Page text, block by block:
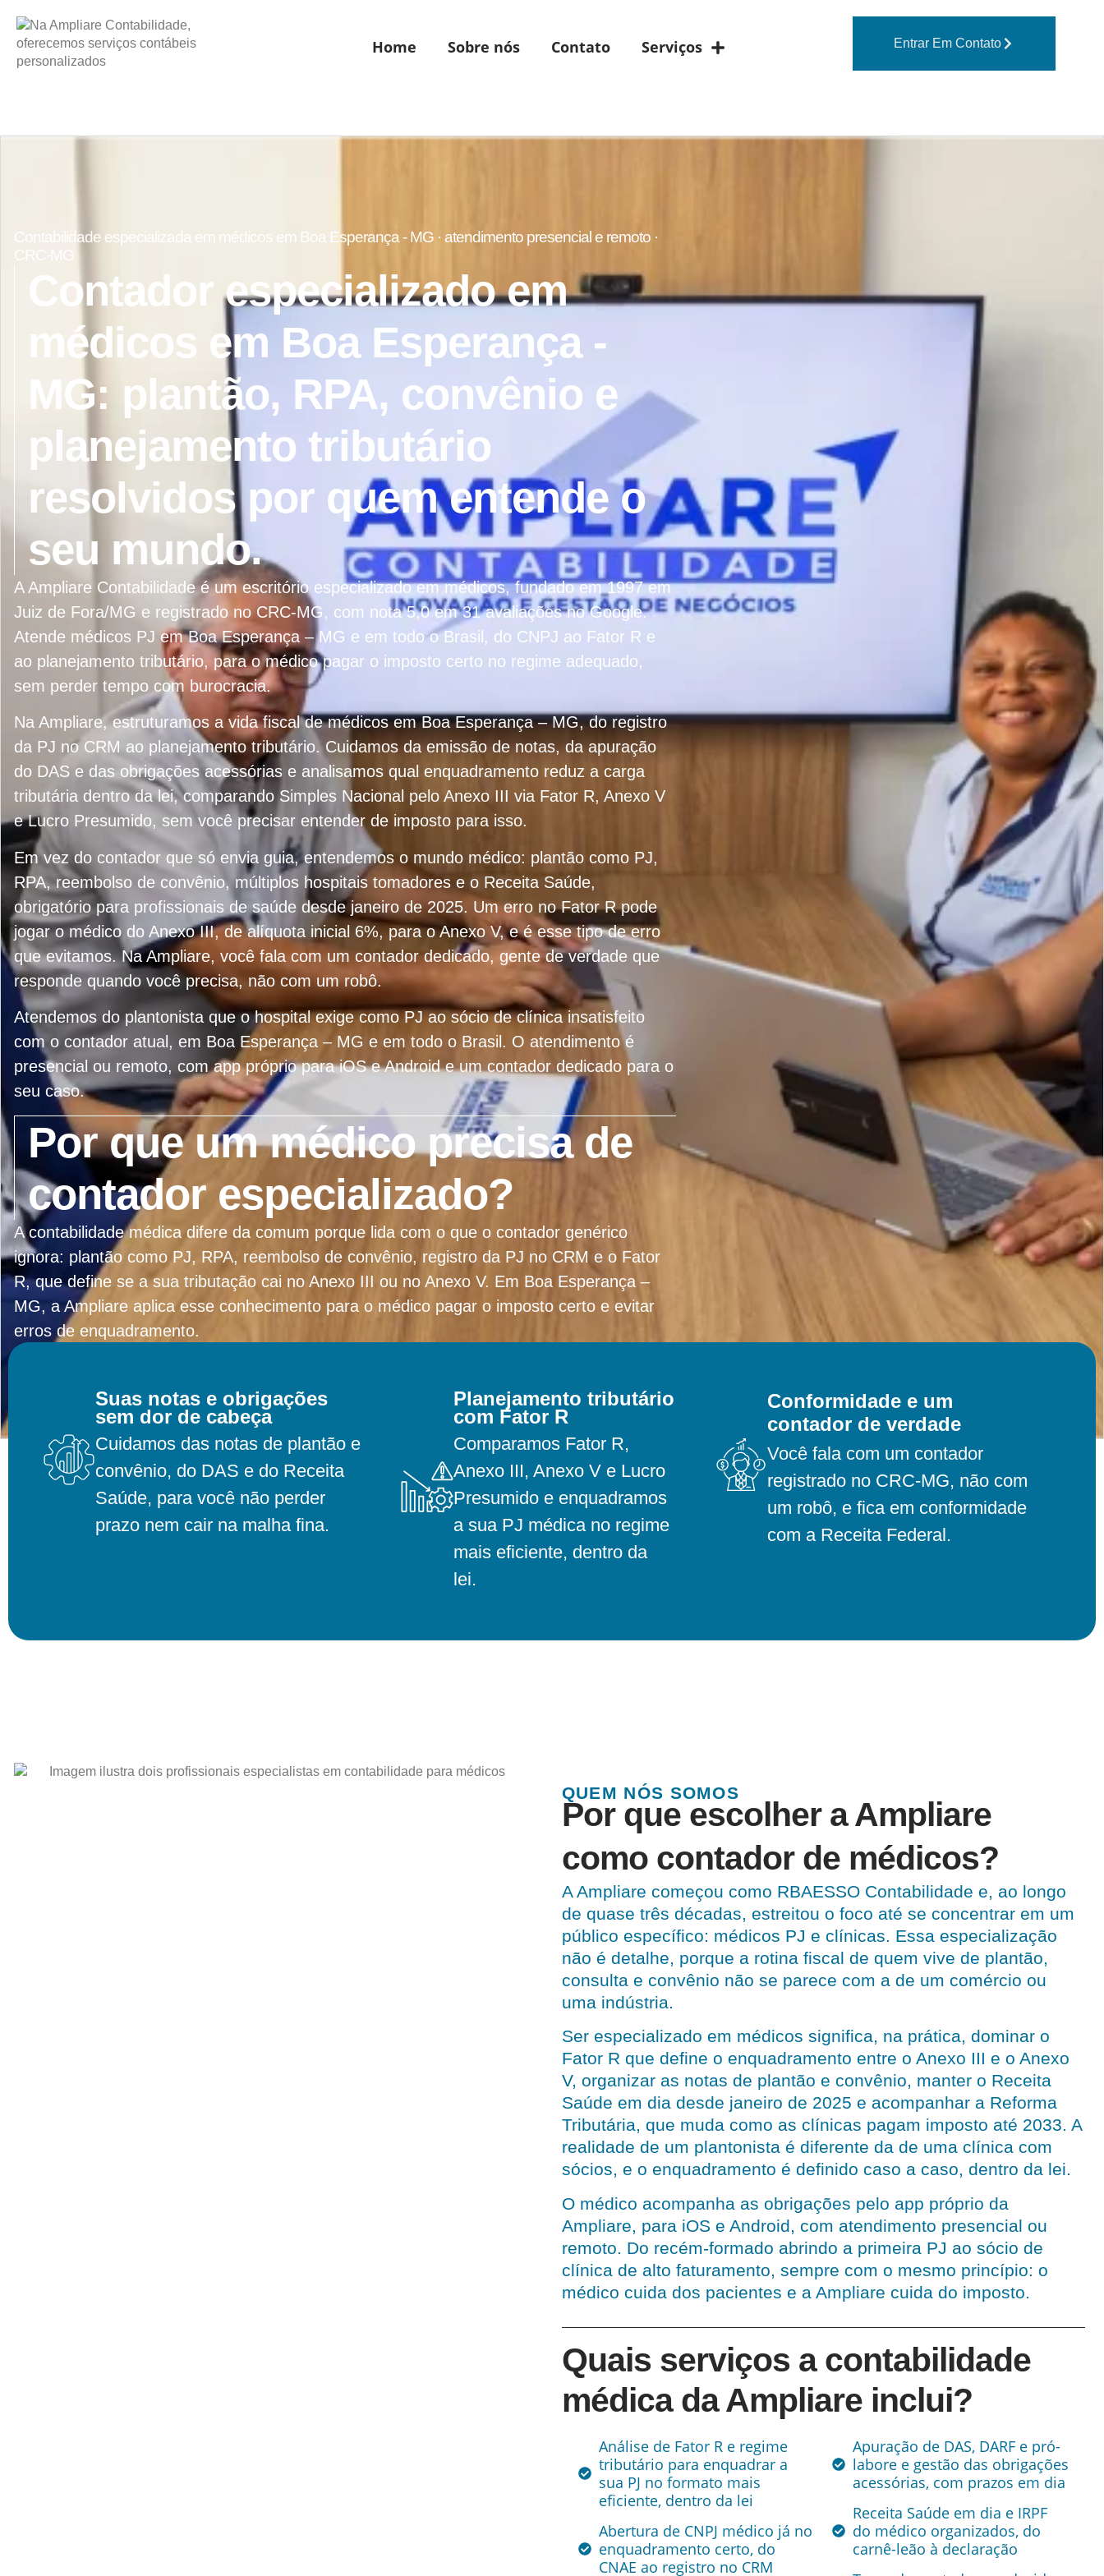
Home Sobre nós Contato Serviços Entrar Em Contato
Contabilidade especializada em médicos em Boa Esperança - MG · atendimento presencial e remoto ·
CRC-MG
Contador especializado em
médicos em Boa Esperança -
MG: plantão, RPA, convênio e
planejamento tributário
resolvidos por quem entende o
seu mundo.
A Ampliare Contabilidade é um escritório especializado em médicos, fundado em 1997 em
Juiz de Fora/MG e registrado no CRC-MG, com nota 5,0 em 31 avaliações no Google.
Atende médicos PJ em Boa Esperança – MG e em todo o Brasil, do CNPJ ao Fator R e
ao planejamento tributário, para o médico pagar o imposto certo no regime adequado,
sem perder tempo com burocracia.
Na Ampliare, estruturamos a vida fiscal de médicos em Boa Esperança – MG, do registro
da PJ no CRM ao planejamento tributário. Cuidamos da emissão de notas, da apuração
do DAS e das obrigações acessórias e analisamos qual enquadramento reduz a carga
tributária dentro da lei, comparando Simples Nacional pelo Anexo III via Fator R, Anexo V
e Lucro Presumido, sem você precisar entender de imposto para isso.
Em vez do contador que só envia guia, entendemos o mundo médico: plantão como PJ,
RPA, reembolso de convênio, múltiplos hospitais tomadores e o Receita Saúde,
obrigatório para profissionais de saúde desde janeiro de 2025. Um erro no Fator R pode
jogar o médico do Anexo III, de alíquota inicial 6%, para o Anexo V, e é esse tipo de erro
que evitamos. Na Ampliare, você fala com um contador dedicado, gente de verdade que
responde quando você precisa, não com um robô.
Atendemos do plantonista que o hospital exige como PJ ao sócio de clínica insatisfeito
com o contador atual, em Boa Esperança – MG e em todo o Brasil. O atendimento é
presencial ou remoto, com app próprio para iOS e Android e um contador dedicado para o
seu caso.
Por que um médico precisa de
contador especializado?
A contabilidade médica difere da comum porque lida com o que o contador genérico
ignora: plantão como PJ, RPA, reembolso de convênio, registro da PJ no CRM e o Fator
R, que define se a sua tributação cai no Anexo III ou no Anexo V. Em Boa Esperança –
MG, a Ampliare aplica esse conhecimento para o médico pagar o imposto certo e evitar
erros de enquadramento.
Entrar Em Contato
Suas notas e obrigações
sem dor de cabeça
Cuidamos das notas de plantão e
convênio, do DAS e do Receita
Saúde, para você não perder
prazo nem cair na malha fina.
Planejamento tributário
com Fator R
Comparamos Fator R,
Anexo III, Anexo V e Lucro
Presumido e enquadramos
a sua PJ médica no regime
mais eficiente, dentro da
lei.
Conformidade e um
contador de verdade
Você fala com um contador
registrado no CRC-MG, não com
um robô, e fica em conformidade
com a Receita Federal.
QUEM NÓS SOMOS
Por que escolher a Ampliare
como contador de médicos?
A Ampliare começou como RBAESSO Contabilidade e, ao longo
de quase três décadas, estreitou o foco até se concentrar em um
público específico: médicos PJ e clínicas. Essa especialização
não é detalhe, porque a rotina fiscal de quem vive de plantão,
consulta e convênio não se parece com a de um comércio ou
uma indústria.
Ser especializado em médicos significa, na prática, dominar o
Fator R que define o enquadramento entre o Anexo III e o Anexo
V, organizar as notas de plantão e convênio, manter o Receita
Saúde em dia desde janeiro de 2025 e acompanhar a Reforma
Tributária, que muda como as clínicas pagam imposto até 2033. A
realidade de um plantonista é diferente da de uma clínica com
sócios, e o enquadramento é definido caso a caso, dentro da lei.
O médico acompanha as obrigações pelo app próprio da
Ampliare, para iOS e Android, com atendimento presencial ou
remoto. Do recém-formado abrindo a primeira PJ ao sócio de
clínica de alto faturamento, sempre com o mesmo princípio: o
médico cuida dos pacientes e a Ampliare cuida do imposto.
Quais serviços a contabilidade
médica da Ampliare inclui?
Análise de Fator R e regime
tributário para enquadrar a
sua PJ no formato mais
eficiente, dentro da lei
Abertura de CNPJ médico já no
enquadramento certo, do
CNAE ao registro no CRM
Apuração de DAS, DARF e pró-
labore e gestão das obrigações
acessórias, com prazos em dia
Receita Saúde em dia e IRPF
do médico organizados, do
carnê-leão à declaração